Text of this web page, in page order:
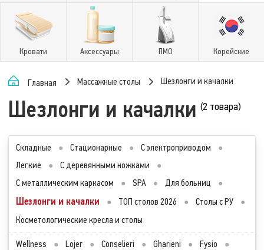
Кровати Аксессуары ПМО Корейские
Главная Массажные столы Шезлонги и качалки
Шезлонги и качалки (2 товара)
Складные ● Стационарные ● С электроприводом
●
Легкие
● С деревянными ножками
●
С металлическим каркасом
● SPA ● Для больниц ●
Шезлонги и качалки ● ТОП столов 2026 ● Столы с РУ
●
Косметологические кресла и столы
Wellness ● Lojer ● Conselieri ● Gharieni ● Fysio
●